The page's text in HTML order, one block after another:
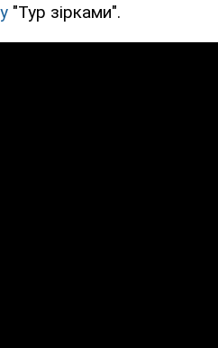
"Тур зірками".